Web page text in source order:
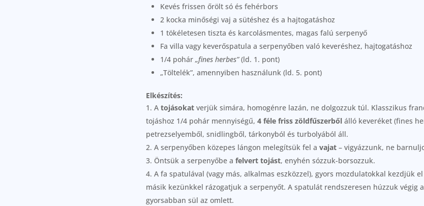
Kevés frissen őrölt só és fehérbors
2 kocka minőségi vaj a sütéshez és a hajtogatáshoz
1 tökéletesen tiszta és karcolásmentes, magas falú serpenyő
Fa villa vagy keverőspatula a serpenyőben való keveréshez, hajtogatáshoz
1/4 pohár „fines herbes”(ld. 1. pont)
„Töltelék”, amennyiben használunk (ld. 5. pont)
Elkészítés:
A tojásokat verjük simára, homogénre lazán, ne dolgozzuk túl. Klasszikus
tojáshoz 1/4 pohár mennyiségű, 4 féle friss zöldfűszerből álló keveréket (fines
petrezselyemből, snidlingből, tárkonyból és turbolyából áll.
A serpenyőben közepes lángon melegítsük fel a vajat – vigyázzunk, ne
Öntsük a serpenyőbe a felvert tojást, enyhén sózzuk-borsozzuk.
A fa spatulával (vagy más, alkalmas eszközzel), gyors mozdulatokkal kezdjük
másik kezünkkel rázogatjuk a serpenyőt. A spatulát rendszeresen húzzuk végig
gyorsabban sül az omlett.